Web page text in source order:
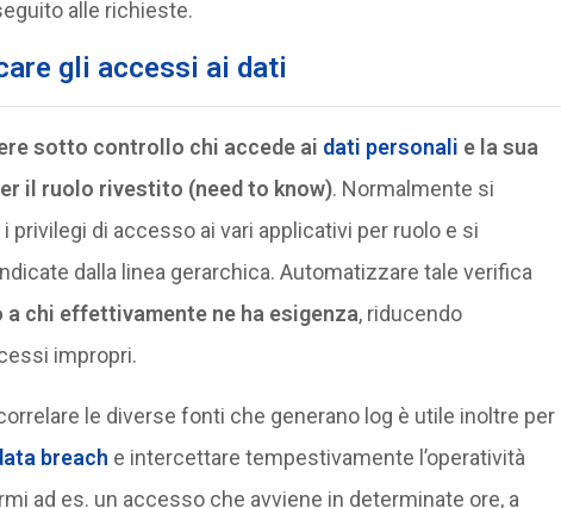
alle richieste.
gli accessi ai dati
sotto controllo chi accede ai dati personali e la sua
il ruolo rivestito (need to know). Normalmente si
di accesso ai vari applicativi per ruolo e si
dalla linea gerarchica. Automatizzare tale verifica
a chi effettivamente ne ha esigenza, riducendo
impropri.
le diverse fonti che generano log è utile inoltre per
breach e intercettare tempestivamente l’operatività
ad es. un accesso che avviene in determinate ore, a